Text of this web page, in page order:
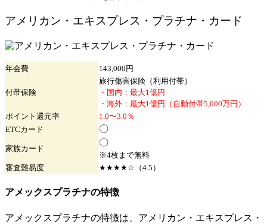
アメリカン・エキスプレス・プラチナ・カード
年会費 143,000円
付帯保険
旅行傷害保険（利用付帯）
・国内：最大1億円
・海外：最大1億円（自動付帯5,000万円）
ポイント 還元率
1.0〜3.0％
ETCカード 〇
家族カード
〇
※4枚まで無料
審査難易度
★★★★☆（4.5）
アメックスプラチナの特徴
アメックスプラチナの特徴は、アメリカン・エキスプレス・